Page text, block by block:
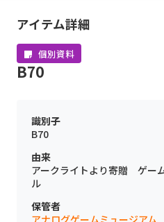
アイテム詳細
個別資料
B70
識別子
B70
由来
アークライトより寄贈 ゲー
ル
保管者
アナログゲームミュージアム